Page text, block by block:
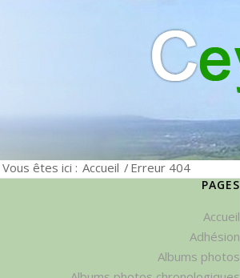
Vous êtes ici : Accueil / Erreur 404
PAGES
Accueil
Adhésion
Albums photos